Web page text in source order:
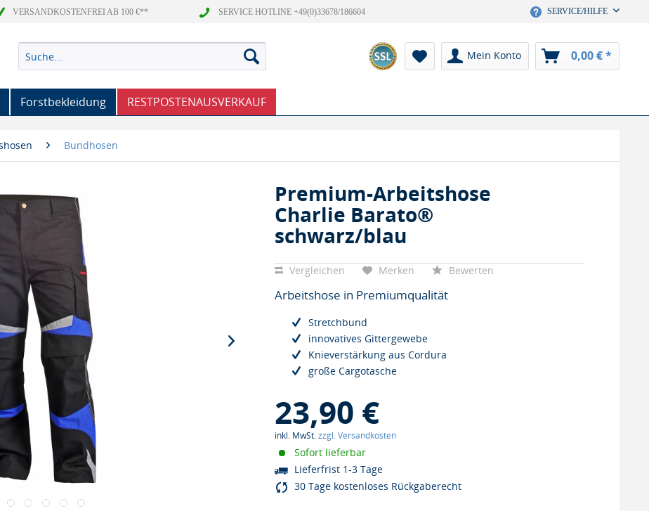
VERSANDKOSTENFREI AB 100 €** SERVICE HOTLINE +49(0)33678/186604 SERVICE/HILFE
Mein Konto 0,00 € *
Forstbekleidung RESTPOSTENAUSVERKAUF
Bundhosen
Premium-Arbeitshose
Charlie Barato®
schwarz/blau
Vergleichen Merken Bewerten
Arbeitshose in Premiumqualität
Stretchbund
innovatives Gittergewebe
Knieverstärkung aus Cordura
große Cargotasche
23,90 €
inkl. MwSt.zzgl. Versandkosten
Sofort lieferbar
Lieferfrist 1-3 Tage
30 Tage kostenloses Rückgaberecht